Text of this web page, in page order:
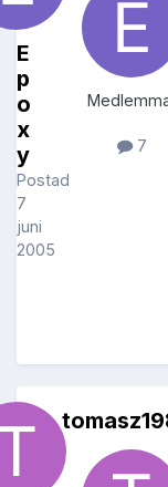
E
p
o
x
y
Postad
7
juni
2005
7